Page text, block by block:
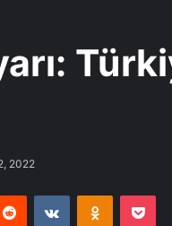
2022
Reddit VKontakte